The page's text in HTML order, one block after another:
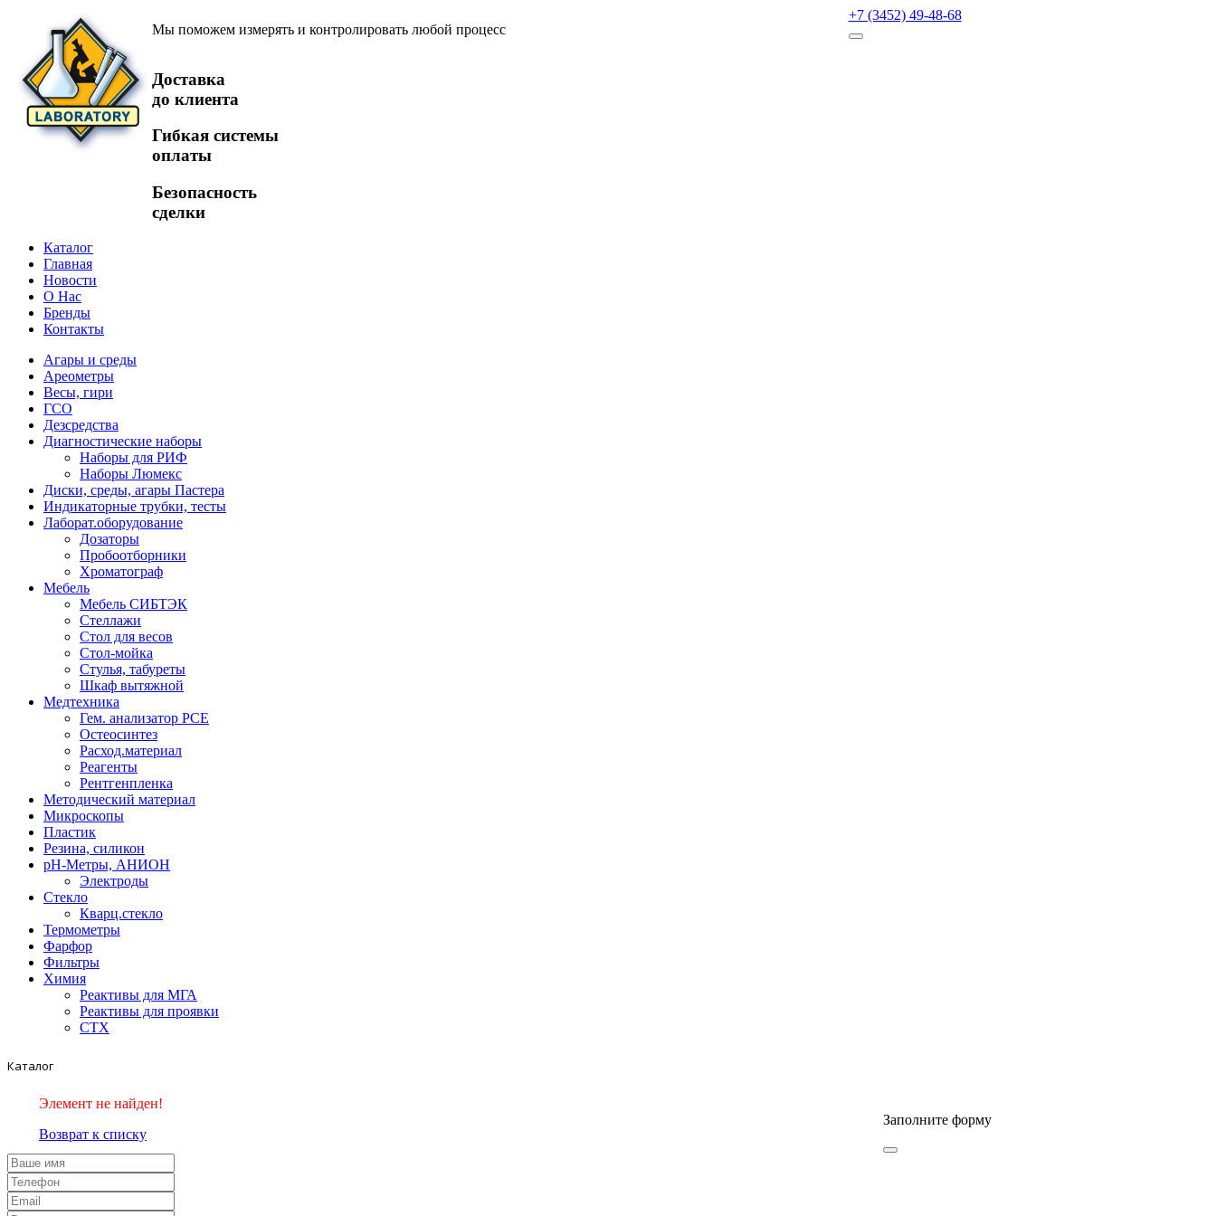
Мы поможем измерять и контролировать любой процесс
+7 (3452) 49-48-68
Доставка
до клиента
Гибкая системы
оплаты
Безопасность
сделки
Каталог
Главная
Новости
О Нас
Бренды
Контакты
Агары и среды
Ареометры
Весы, гири
ГСО
Дезсредства
Диагностические наборы
Наборы для РИФ
Наборы Люмекс
Диски, среды, агары Пастера
Индикаторные трубки, тесты
Лаборат.оборудование
Дозаторы
Пробоотборники
Хроматограф
Мебель
Мебель СИБТЭК
Стеллажи
Стол для весов
Стол-мойка
Стулья, табуреты
Шкаф вытяжной
Медтехника
Гем. анализатор РСЕ
Остеосинтез
Расход.материал
Реагенты
Рентгенпленка
Методический материал
Микроскопы
Пластик
Резина, силикон
рН-Метры, АНИОН
Электроды
Стекло
Кварц.стекло
Термометры
Фарфор
Фильтры
Химия
Реактивы для МГА
Реактивы для проявки
СТХ
Каталог
Элемент не найден!
Возврат к списку
Заполните форму